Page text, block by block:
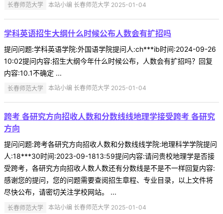
长春师范大学 本站小编 长春师范大学 2025-01-04
学科英语招生大纲什么时候公布人数会有扩招吗
提问问题:学科英语学院:外国语学院提问人:ch***ib时间:2024-09-26
10:02提问内容:招生大纲今年什么时候公布，人数会有扩招吗？回复
内容:10.1不确定 ...
长春师范大学 本站小编 长春师范大学 2025-01-04
跨考 各研究方向招收人数和分数线线地理学接受跨考 各研究
方向
提问问题:跨考各研究方向招收人数和分数线线学院:地理科学学院提问
人:18***30时间:2023-09-1813:59提问内容:请问贵校地理学是否接
受跨考，各研究方向招收人数人数还有分数线是不是不一样回复内容:
感谢您的提问，您的问题需要查阅招生章程、专业目录，以上文件将
尽快公布，请密切关注学校网站。 ...
长春师范大学 本站小编 长春师范大学 2025-01-04